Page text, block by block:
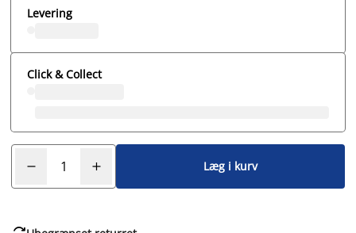
Levering
Click & Collect
Læg i kurv